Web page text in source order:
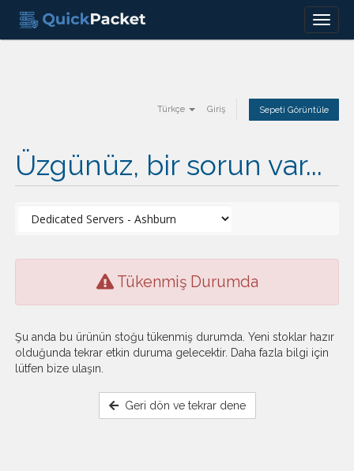
Menu
Türkçe Giriş Sepeti Görüntüle
Üzgünüz, bir sorun var...
Tükenmiş Durumda
Şu anda bu ürünün stoğu tükenmiş durumda. Yeni stoklar hazır
olduğunda tekrar etkin duruma gelecektir. Daha fazla bilgi için
lütfen bize ulaşın.
Geri dön ve tekrar dene